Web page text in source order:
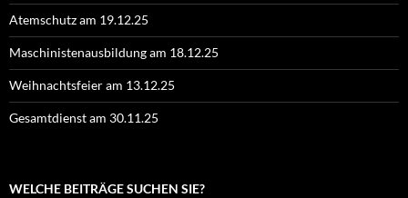
Atemschutz am 19.12.25
Maschinistenausbildung am 18.12.25
Weihnachtsfeier am 13.12.25
Gesamtdienst am 30.11.25
WELCHE BEITRÄGE SUCHEN SIE?